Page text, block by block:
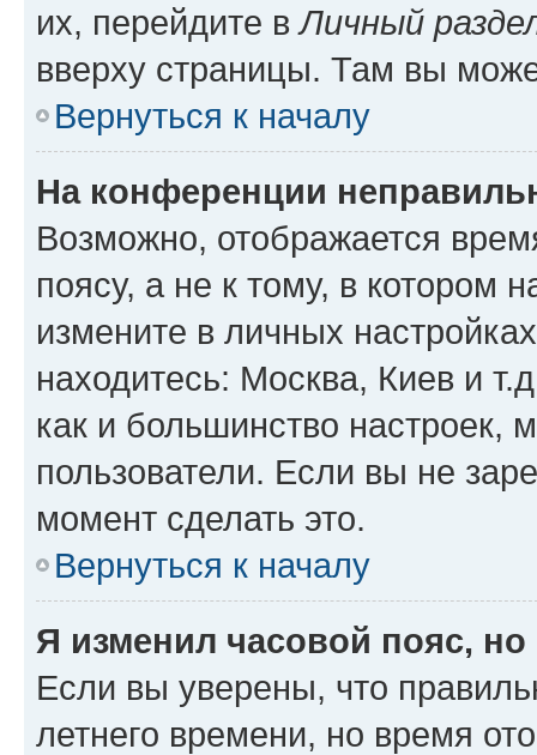
их, перейдите вЛичный
вверху страницы. Там вы
Вернуться к началу
На конференции
Возможно, отображается
поясу, а не к тому, в котором
измените в личных
находитесь: Москва, Киев и
как и большинство настроек,
пользователи. Если вы не
момент сделать это.
Вернуться к началу
Я изменил часовой пояс,
Если вы уверены, что
летнего времени, но время